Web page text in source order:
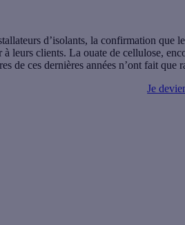
d’isolants, la confirmation que
à leurs clients. La ouate de cellulose,
de ces dernières années n’ont fait
Je